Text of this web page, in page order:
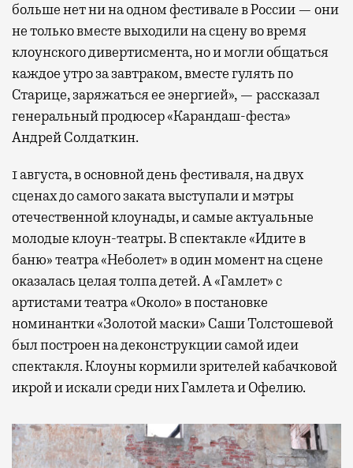
больше нет ни на одном фестивале в России — они
не только вместе выходили на сцену во время
клоунского дивертисмента, но и могли общаться
каждое утро за завтраком, вместе гулять по
Старице, заряжаться ее энергией», — рассказал
генеральный продюсер «Карандаш-феста»
Андрей Солдаткин.
1 августа, в основной день фестиваля, на двух
сценах до самого заката выступали и мэтры
отечественной клоунады, и самые актуальные
молодые клоун-театры. В спектакле «Идите в
баню» театра «Неболет» в один момент на сцене
оказалась целая толпа детей. А «Гамлет» с
артистами театра «Около» в постановке
номинантки «Золотой маски» Саши Толстошевой
был построен на деконструкции самой идеи
спектакля. Клоуны кормили зрителей кабачковой
икрой и искали среди них Гамлета и Офелию.